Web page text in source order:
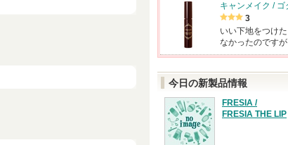
キャンメイク / ゴ
3
いい下地をつけ
なかったのです
今日の新製品情報
FRESIA /
FRESIA THE LIP